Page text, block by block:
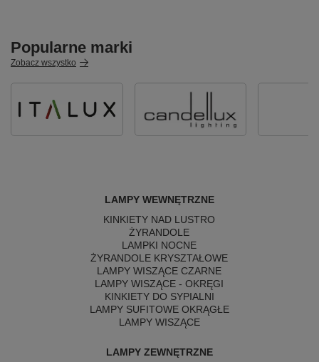
Popularne marki
Zobacz wszystko
LAMPY WEWNĘTRZNE
KINKIETY NAD LUSTRO
ŻYRANDOLE
LAMPKI NOCNE
ŻYRANDOLE KRYSZTAŁOWE
LAMPY WISZĄCE CZARNE
LAMPY WISZĄCE - OKRĘGI
KINKIETY DO SYPIALNI
LAMPY SUFITOWE OKRĄGŁE
LAMPY WISZĄCE
LAMPY ZEWNĘTRZNE